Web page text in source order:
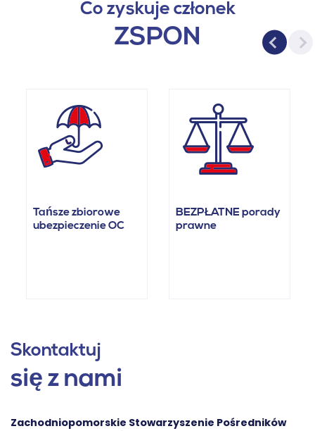
Tańsze zbiorowe
ubezpieczenie OC
BEZPŁATNE porady
prawne
Co zyskuje członek
ZSPON
Skontaktuj
się z nami
Zachodniopomorskie Stowarzyszenie Pośredników